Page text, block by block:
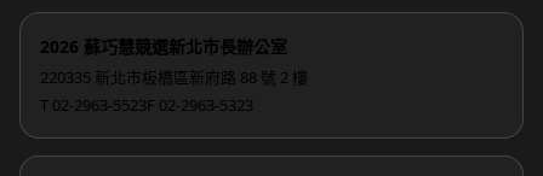
2026 蘇巧慧競選新北市長辦公室
220335 新北市板橋區新府路 88 號 2 樓
T 02-2963-5523F 02-2963-5323